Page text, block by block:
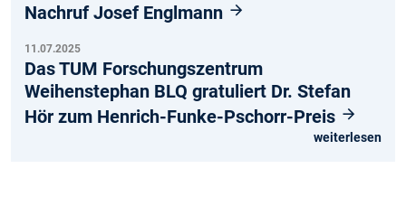
Nachruf Josef Englmann
11.07.2025
Das TUM Forschungszentrum
Weihenstephan BLQ gratuliert Dr. Stefan
Hör zum Henrich-Funke-Pschorr-Preis
weiterlesen